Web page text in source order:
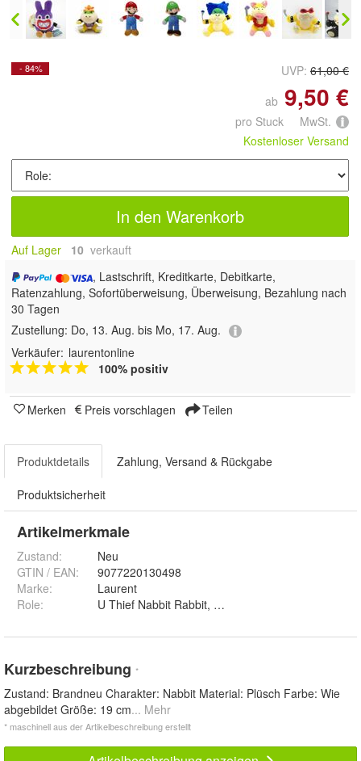
- 84% UVP: 61,00 €
ab 9,50 €
pro Stuck MwSt.
Kostenloser Versand
In den Warenkorb
Auf Lager 10 verkauft
, Lastschrift, Kreditkarte, Debitkarte,
Ratenzahlung, Sofortüberweisung, Überweisung, Bezahlung nach
30 Tagen
Zustellung: Do, 13. Aug. bis Mo, 17. Aug.
Verkäufer: laurentonline
100% positiv
Merken Preis vorschlagen Teilen
Produktdetails Zahlung, Versand & Rückgabe
Produktsicherheit
Artikelmerkmale
Zustand:
Neu
GTIN / EAN:
9077220130498
Marke:
Laurent
Role: U Thief Nabbit Rabbit, Baby Bowser Jr, Mario,
Kurzbeschreibung *
Zustand: Brandneu Charakter: Nabbit Material: Plüsch Farbe: Wie
abgebildet Größe: 19 cm... Mehr
* maschinell aus der Artikelbeschreibung erstellt